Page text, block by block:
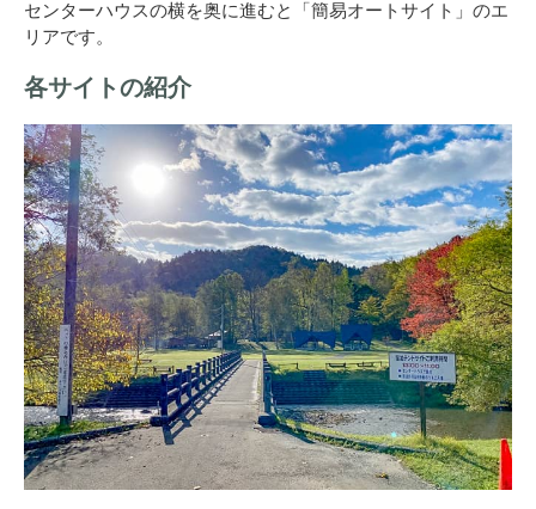
センターハウスの横を奥に進むと「簡易オートサイト」のエ
リアです。
各サイトの紹介